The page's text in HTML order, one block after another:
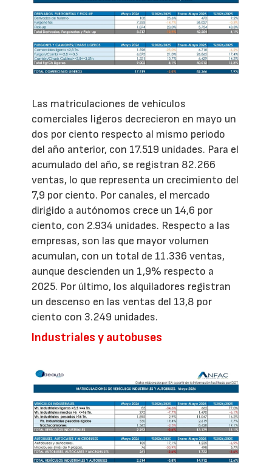
Las matriculaciones de vehículos
comerciales ligeros decrecieron en mayo un
dos por ciento respecto al mismo periodo
del año anterior, con 17.519 unidades. Para el
acumulado del año, se registran 82.266
ventas, lo que representa un crecimiento del
7,9 por ciento. Por canales, el mercado
dirigido a autónomos crece un 14,6 por
ciento, con 2.934 unidades. Respecto a las
empresas, son las que mayor volumen
acumulan, con un total de 11.336 ventas,
aunque descienden un 1,9% respecto a
2025. Por último, los alquiladores registran
un descenso en las ventas del 13,8 por
ciento con 3.249 unidades.
Industriales y autobuses